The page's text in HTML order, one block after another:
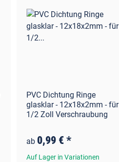
PVC Dichtung Ringe
glasklar - 12x18x2mm - für
1/2 Zoll Verschraubung
ab 0,99 €*
Auf Lager in Variationen